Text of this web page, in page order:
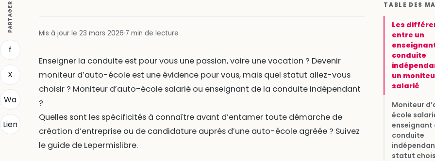
PARTAGER
f
X
Wa
Lien
Mis à jour le 23 mars 2026·7 min de lecture
Enseigner la conduite est pour vous une passion, voire une vocation ? Devenir
moniteur d’auto-école est une évidence pour vous, mais quel statut allez-vous
choisir ? Moniteur d’auto-école salarié ou enseignant de la conduite indépendant
?
Quelles sont les spécificités à connaître avant d’entamer toute démarche de
création d’entreprise ou de candidature auprès d’une auto-école agréée ? Suivez
le guide de Lepermislibre.
TABLE DES
Les
entre un
conduite
un
salarié
Moniteur
école
enseignant
conduite
statut